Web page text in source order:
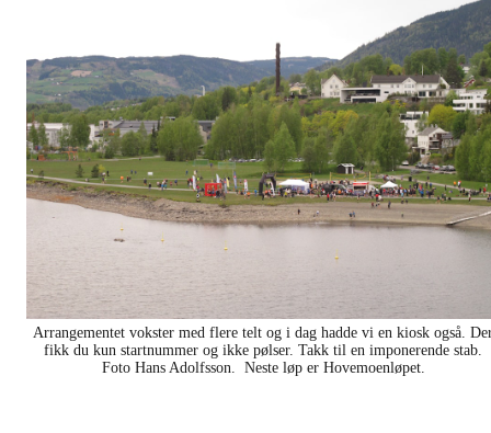
Arrangementet vokster med flere telt og i dag hadde vi en kiosk også.
fikk du kun startnummer og ikke pølser. Takk til en imponerende stab.
Foto Hans Adolfsson. Neste løp er Hovemoenløpet.